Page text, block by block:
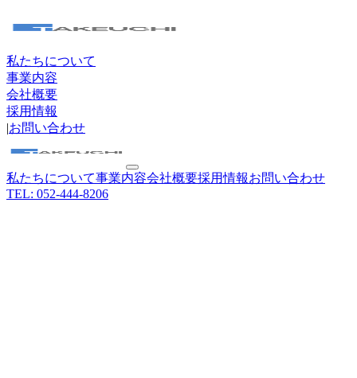
私たちについて
事業内容
会社概要
採用情報
|お問い合わせ
私たちについて事業内容会社概要採用情報お問い合わせ
TEL: 052-444-8206